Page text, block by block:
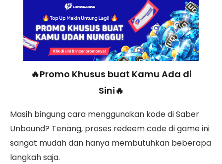
🔥Promo Khusus buat Kamu Ada di
Sini🔥
Masih bingung cara menggunakan kode di Saber
Unbound? Tenang, proses redeem code di game ini
sangat mudah dan hanya membutuhkan beberapa
langkah saja.